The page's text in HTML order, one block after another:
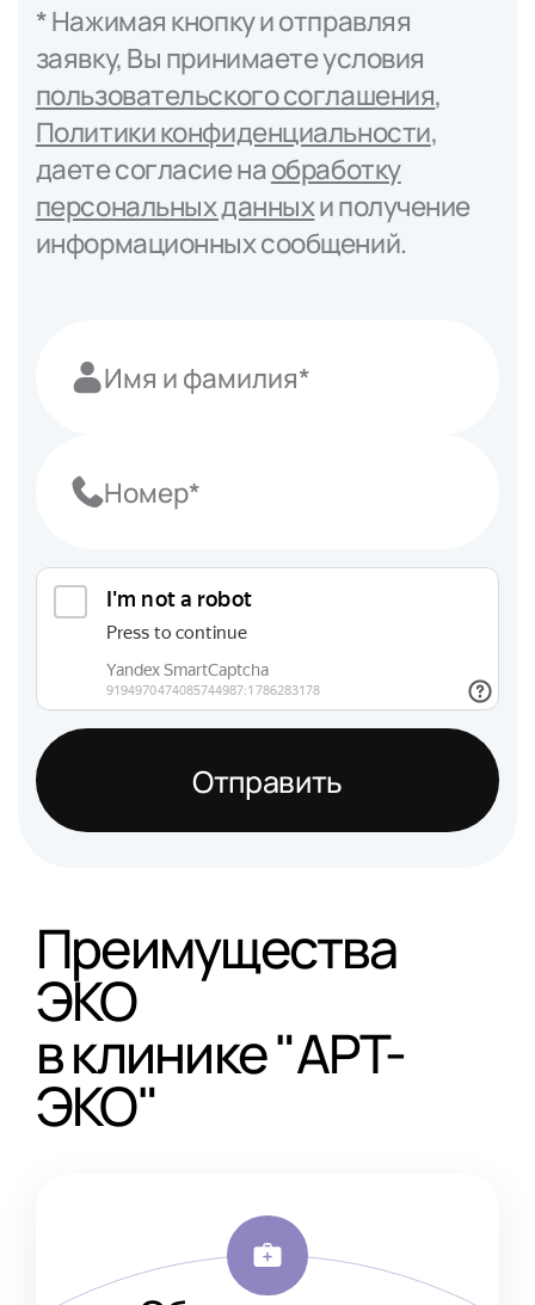
* Нажимая кнопку и отправляя
заявку, Вы принимаете условия
пользовательского соглашения,
Политики конфиденциальности,
даете согласие наобработку
персональных данныхи получение
информационных сообщений.
Отправить
Преимущества
ЭКО
в клинике "АРТ-
ЭКО"